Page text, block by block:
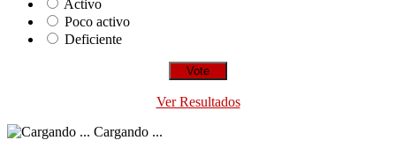
Activo
Poco activo
Deficiente
Ver Resultados
Cargando ...